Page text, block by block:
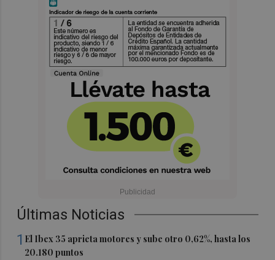
Últimas Noticias
1 El Ibex 35 aprieta motores y sube otro 0,62%, hasta los
20.180 puntos